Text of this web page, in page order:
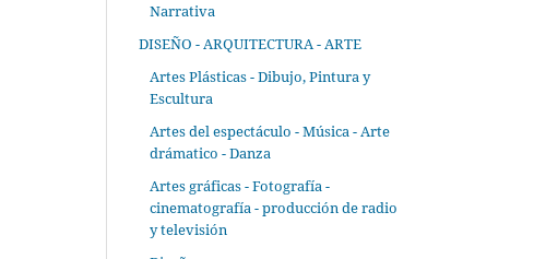
Narrativa
DISEÑO - ARQUITECTURA - ARTE
Artes Plásticas - Dibujo, Pintura y
Escultura
Artes del espectáculo - Música - Arte
drámatico - Danza
Artes gráficas - Fotografía -
cinematografía - producción de radio
y televisión